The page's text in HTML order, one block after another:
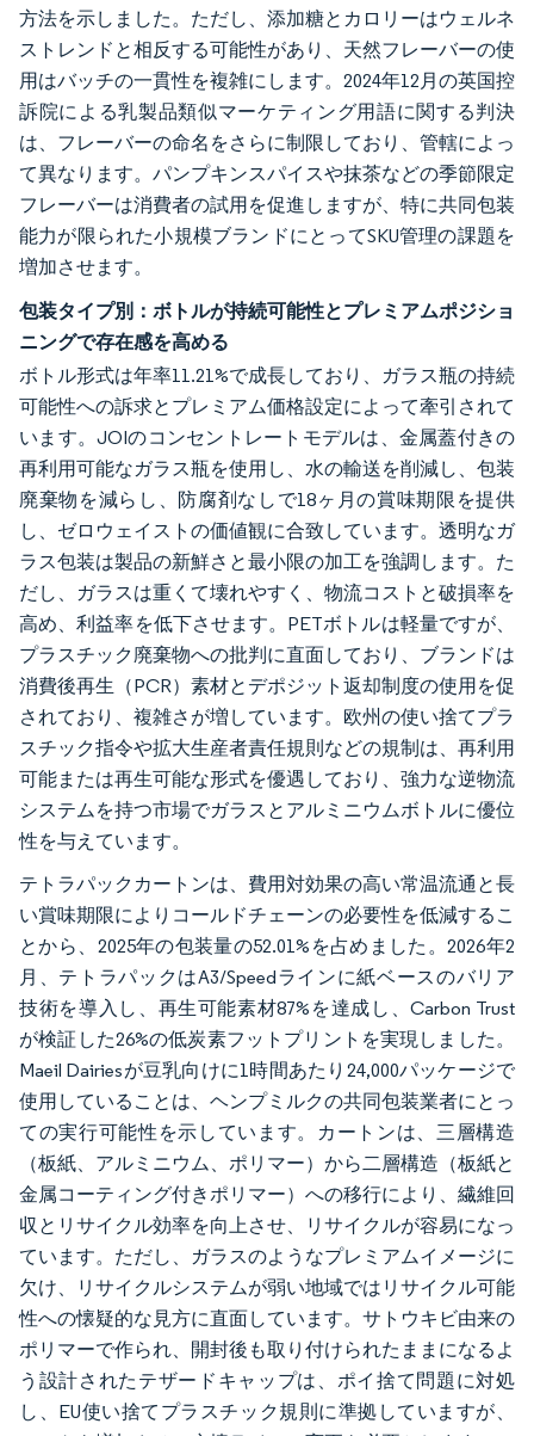
方法を示しました。ただし、添加糖とカロリーはウェルネ
ストレンドと相反する可能性があり、天然フレーバーの使
用はバッチの一貫性を複雑にします。2024年12月の英国控
訴院による乳製品類似マーケティング用語に関する判決
は、フレーバーの命名をさらに制限しており、管轄によっ
て異なります。パンプキンスパイスや抹茶などの季節限定
フレーバーは消費者の試用を促進しますが、特に共同包装
能力が限られた小規模ブランドにとってSKU管理の課題を
増加させます。
包装タイプ別：ボトルが持続可能性とプレミアムポジショ
ニングで存在感を高める
ボトル形式は年率11.21%で成長しており、ガラス瓶の持続
可能性への訴求とプレミアム価格設定によって牽引されて
います。JOIのコンセントレートモデルは、金属蓋付きの
再利用可能なガラス瓶を使用し、水の輸送を削減し、包装
廃棄物を減らし、防腐剤なしで18ヶ月の賞味期限を提供
し、ゼロウェイストの価値観に合致しています。透明なガ
ラス包装は製品の新鮮さと最小限の加工を強調します。た
だし、ガラスは重くて壊れやすく、物流コストと破損率を
高め、利益率を低下させます。PETボトルは軽量ですが、
プラスチック廃棄物への批判に直面しており、ブランドは
消費後再生（PCR）素材とデポジット返却制度の使用を促
されており、複雑さが増しています。欧州の使い捨てプラ
スチック指令や拡大生産者責任規則などの規制は、再利用
可能または再生可能な形式を優遇しており、強力な逆物流
システムを持つ市場でガラスとアルミニウムボトルに優位
性を与えています。
テトラパックカートンは、費用対効果の高い常温流通と長
い賞味期限によりコールドチェーンの必要性を低減するこ
とから、2025年の包装量の52.01%を占めました。2026年2
月、テトラパックはA3/Speedラインに紙ベースのバリア
技術を導入し、再生可能素材87%を達成し、Carbon Trust
が検証した26%の低炭素フットプリントを実現しました。
Maeil Dairiesが豆乳向けに1時間あたり24,000パッケージで
使用していることは、ヘンプミルクの共同包装業者にとっ
ての実行可能性を示しています。カートンは、三層構造
（板紙、アルミニウム、ポリマー）から二層構造（板紙と
金属コーティング付きポリマー）への移行により、繊維回
収とリサイクル効率を向上させ、リサイクルが容易になっ
ています。ただし、ガラスのようなプレミアムイメージに
欠け、リサイクルシステムが弱い地域ではリサイクル可能
性への懐疑的な見方に直面しています。サトウキビ由来の
ポリマーで作られ、開封後も取り付けられたままになるよ
う設計されたテザードキャップは、ポイ捨て問題に対処
し、EU使い捨てプラスチック規則に準拠していますが、